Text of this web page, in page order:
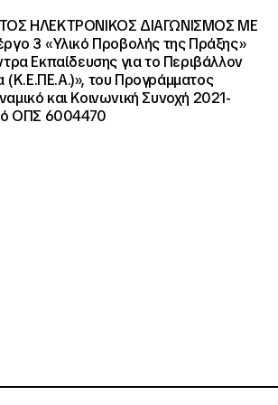
ΗΛΕΚΤΡΟΝΙΚΟΣ ΔΙΑΓΩΝΙΣΜΟΣ ΜΕ
3 «Υλικό Προβολής της Πράξης»
Εκπαίδευσης για το Περιβάλλον
(Κ.Ε.ΠΕ.Α.)», του Προγράμματος
και Κοινωνική Συνοχή 2021-
ΟΠΣ 6004470